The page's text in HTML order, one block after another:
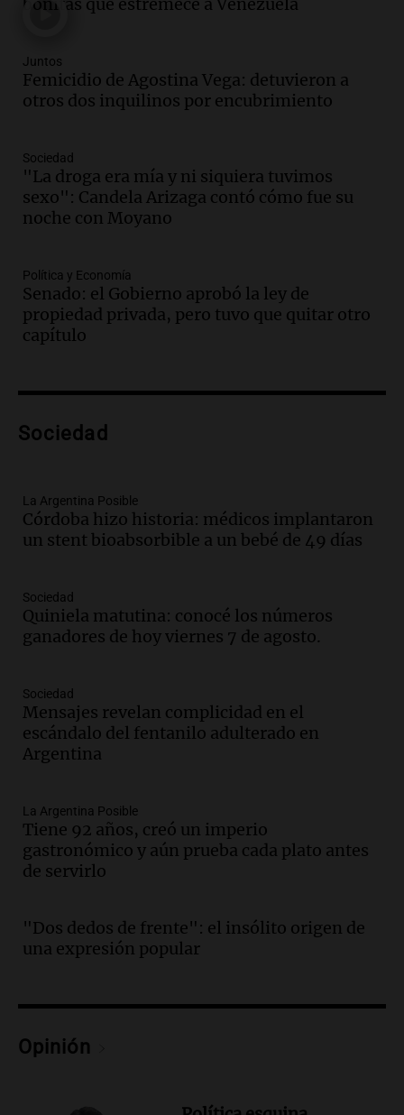
millonaria a través de una financiera en
Panorama Federal
Episodios
Audio.Cómo serán los desalojos exprés
ley de propiedad privada
Ahora país
Episodios
Audio. Se inaugura la décimo primera
Panorama Federal
Episodios
Audio.Se atrincheró la intendenta
interina de Villa Santa Cruz del Lago
Audio.
Noticias
Episodios
Audio.La Rioja inicia pago de bonos y
Panorama Federal
Episodios
Audio. Los Tekis presentaron
carnaval el estudio de Cadena 3
Juntos
Episodios
Audio.
Noticias
Episodios
Audio. Córdoba: destituyeron a la
Juntos
Episodios
cultural imperdible
Episodios
reza en la intimidad, según un informe
Juntos
Femicidio de Agostina Vega: detuvieron a
otros dos inquilinos por encubrimiento
Sociedad
"La droga era mía y ni siquiera tuvimos
sexo": Candela Arizaga contó cómo fue su
noche con Moyano
Política y Economía
Senado: el Gobierno aprobó la ley de
propiedad privada, pero tuvo que quitar otro
capítulo
Sociedad
La Argentina Posible
Córdoba hizo historia: médicos implantaron
un stent bioabsorbible a un bebé de 49 días
Sociedad
Quiniela matutina: conocé los números
ganadores de hoy viernes 7 de agosto.
Sociedad
Mensajes revelan complicidad en el
escándalo del fentanilo adulterado en
Argentina
La Argentina Posible
Tiene 92 años, creó un imperio
gastronómico y aún prueba cada plato antes
de servirlo
"Dos dedos de frente": el insólito origen de
una expresión popular
Opinión